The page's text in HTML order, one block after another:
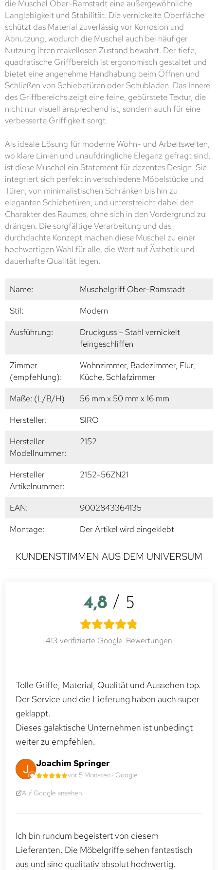
die Muschel Ober-Ramstadt eine außergewöhnliche
Langlebigkeit und Stabilität. Die vernickelte Oberfläche
schützt das Material zuverlässig vor Korrosion und
Abnutzung, wodurch die Muschel auch bei häufiger
Nutzung ihren makellosen Zustand bewahrt. Der tiefe,
quadratische Griffbereich ist ergonomisch gestaltet und
bietet eine angenehme Handhabung beim Öffnen und
Schließen von Schiebetüren oder Schubladen. Das Innere
des Griffbereichs zeigt eine feine, gebürstete Textur, die
nicht nur visuell ansprechend ist, sondern auch für eine
verbesserte Griffigkeit sorgt.
Als ideale Lösung für moderne Wohn- und Arbeitswelten,
wo klare Linien und unaufdringliche Eleganz gefragt sind,
ist diese Muschel ein Statement für dezentes Design. Sie
integriert sich perfekt in verschiedene Möbelstücke und
Türen, von minimalistischen Schränken bis hin zu
eleganten Schiebetüren, und unterstreicht dabei den
Charakter des Raumes, ohne sich in den Vordergrund zu
drängen. Die sorgfältige Verarbeitung und das
durchdachte Konzept machen diese Muschel zu einer
hochwertigen Wahl für alle, die Wert auf Ästhetik und
dauerhafte Qualität legen.
Name:
Muschelgriff Ober-Ramstadt
Stil:
Modern
Ausführung:
Druckguss – Stahl vernickelt
feingeschliffen
Zimmer
(empfehlung):
Wohnzimmer, Badezimmer, Flur,
Küche, Schlafzimmer
Maße: (L/B/H)
56 mm x 50 mm x 16 mm
Hersteller:
SIRO
Hersteller
Modellnummer:
2152
Hersteller
Artikelnummer:
2152-56ZN21
EAN:
9002843364135
Montage:
Der Artikel wird eingeklebt
KUNDENSTIMMEN AUS DEM UNIVERSUM
4,8 / 5
413 verifizierte Google-Bewertungen
Tolle Griffe, Material, Qualität und Aussehen top.
Der Service und die Lieferung haben auch super
geklappt.
Dieses galaktische Unternehmen ist unbedingt
weiter zu empfehlen.
Joachim Springer
vor 5 Monaten · Google
Auf Google ansehen
Ich bin rundum begeistert von diesem
Lieferanten. Die Möbelgriffe sehen fantastisch
aus und sind qualitativ absolut hochwertig.